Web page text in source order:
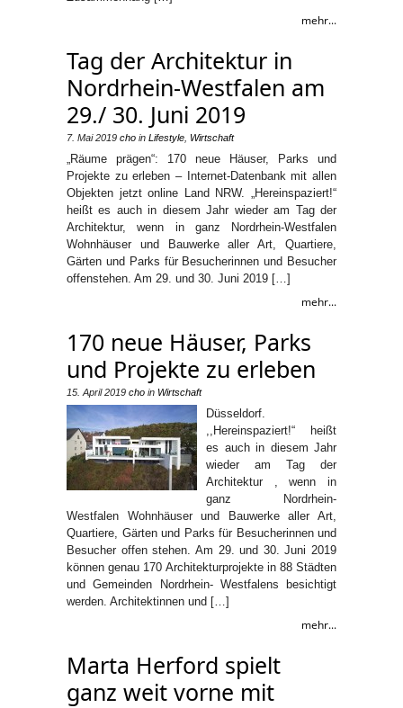
mehr...
Tag der Architektur in
Nordrhein-Westfalen am
29./ 30. Juni 2019
7. Mai 2019 cho in Lifestyle Wirtschaft
„Räume prägen“: 170 neue Häuser, Parks und
Projekte zu erleben – Internet-Datenbank mit allen
Objekten jetzt online Land NRW. „Hereinspaziert!“
heißt es auch in diesem Jahr wieder am Tag der
Architektur, wenn in ganz Nordrhein-Westfalen
Wohnhäuser und Bauwerke aller Art, Quartiere,
Gärten und Parks für Besucherinnen und Besucher
offenstehen. Am 29. und 30. Juni 2019 […]
mehr...
170 neue Häuser, Parks
und Projekte zu erleben
15. April 2019 cho in Wirtschaft
Düsseldorf.
,,Hereinspaziert!“ heißt
es auch in diesem Jahr
wieder am Tag der
Architektur , wenn in
ganz Nordrhein-
Westfalen Wohnhäuser und Bauwerke aller Art,
Quartiere, Gärten und Parks für Besucherinnen und
Besucher offen stehen. Am 29. und 30. Juni 2019
können genau 170 Architekturprojekte in 88 Städten
und Gemeinden Nordrhein- Westfalens besichtigt
werden. Architektinnen und […]
mehr...
Marta Herford spielt
ganz weit vorne mit